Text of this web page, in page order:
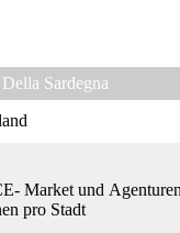
Sardegna
Market und
pro Stadt